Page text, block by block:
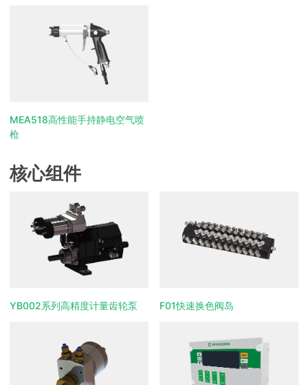
MEA518高性能手持静电空气喷
枪
核心组件
YB002系列高精度计量齿轮泵 F01快速换色阀岛